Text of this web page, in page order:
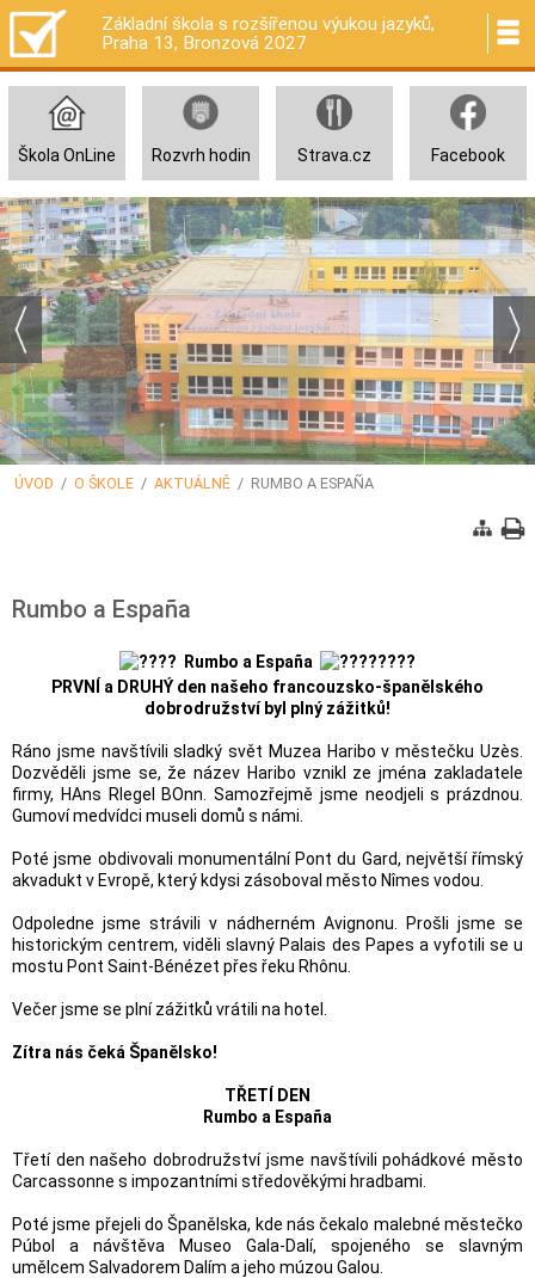
Škola OnLine Rozvrh hodin Strava.cz Facebook
Základní škola s rozšířenou výukou jazyků,
Praha 13, Bronzová 2027
ÚVOD / O ŠKOLE / AKTUÁLNĚ / RUMBO A ESPAÑA
Rumbo a España
Rumbo a España
PRVNÍ a DRUHÝ den našeho francouzsko-španělského
dobrodružství byl plný zážitků!
Ráno jsme navštívili sladký svět Muzea Haribo v městečku Uzès.
Dozvěděli jsme se, že název Haribo vznikl ze jména zakladatele
firmy, HAns RIegel BOnn. Samozřejmě jsme neodjeli s prázdnou.
Gumoví medvídci museli domů s námi.
Poté jsme obdivovali monumentální Pont du Gard, největší římský
akvadukt v Evropě, který kdysi zásoboval město Nîmes vodou.
Odpoledne jsme strávili v nádherném Avignonu. Prošli jsme se
historickým centrem, viděli slavný Palais des Papes a vyfotili se u
mostu Pont Saint-Bénézet přes řeku Rhônu.
Večer jsme se plní zážitků vrátili na hotel.
Zítra nás čeká Španělsko!
TŘETÍ DEN
Rumbo a España
Třetí den našeho dobrodružství jsme navštívili pohádkové město
Carcassonne s impozantními středověkými hradbami.
Poté jsme přejeli do Španělska, kde nás čekalo malebné městečko
Púbol a návštěva Museo Gala-Dalí, spojeného se slavným
umělcem Salvadorem Dalím a jeho múzou Galou.